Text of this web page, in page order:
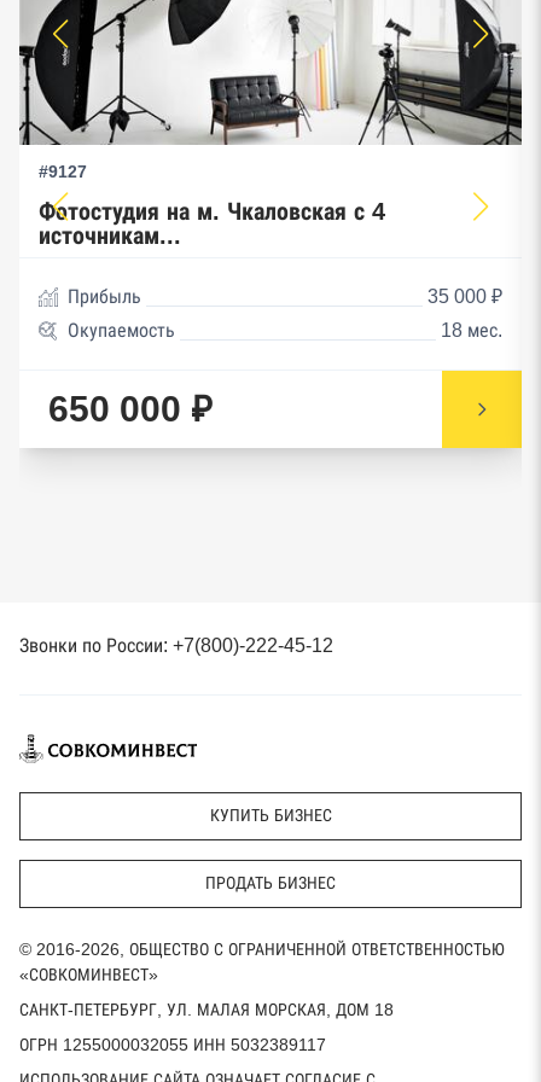
#9127
Фотостудия на м. Чкаловская с 4
источникам...
Прибыль
35 000 ₽
Окупаемость
18 мес.
650 000 ₽
Звонки по России: +7(800)-222-45-12
КУПИТЬ БИЗНЕС
ПРОДАТЬ БИЗНЕС
© 2016-2026, ОБЩЕСТВО С ОГРАНИЧЕННОЙ ОТВЕТСТВЕННОСТЬЮ
«СОВКОМИНВЕСТ»
САНКТ-ПЕТЕРБУРГ, УЛ. МАЛАЯ МОРСКАЯ, ДОМ 18
ОГРН 1255000032055 ИНН 5032389117